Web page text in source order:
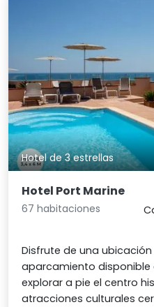
Hotel de 3 estrellas
Hotel Port Marine
67 habitaciones
Disfrute de una
aparcamiento
explorar a pie el centro
atracciones culturales